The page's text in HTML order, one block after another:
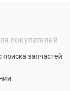
покупателей
поиска запчастей